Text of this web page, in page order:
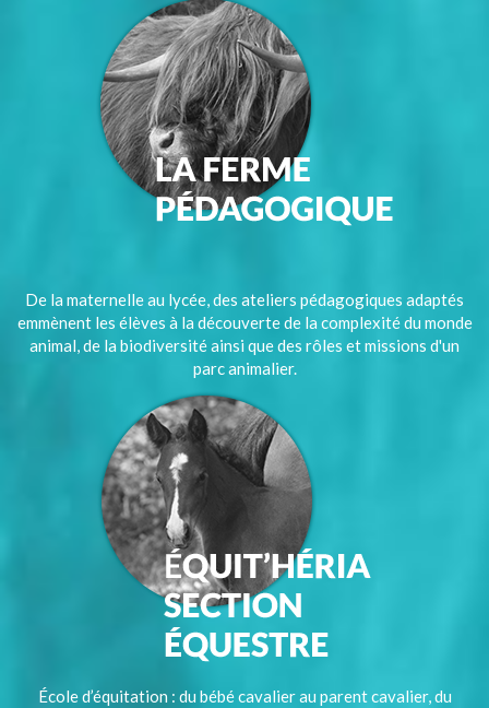
De la maternelle au lycée, des ateliers pédagogiques adaptés
emmènent les élèves à la découverte de la complexité du monde
animal, de la biodiversité ainsi que des rôles et missions d'un
parc animalier.
École d’équitation : du bébé cavalier au parent cavalier, du